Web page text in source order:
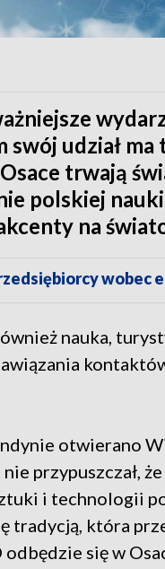
swój udział
trwają
polskiej
na
nauka,
otwierano
przypuszczał,
i technologii
tradycją, która
się w